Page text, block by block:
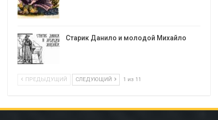
Старик Данило и молодой Михайло
ПРЕДЫДУЩИЙ СЛЕДУЮЩИЙ 1 из 11